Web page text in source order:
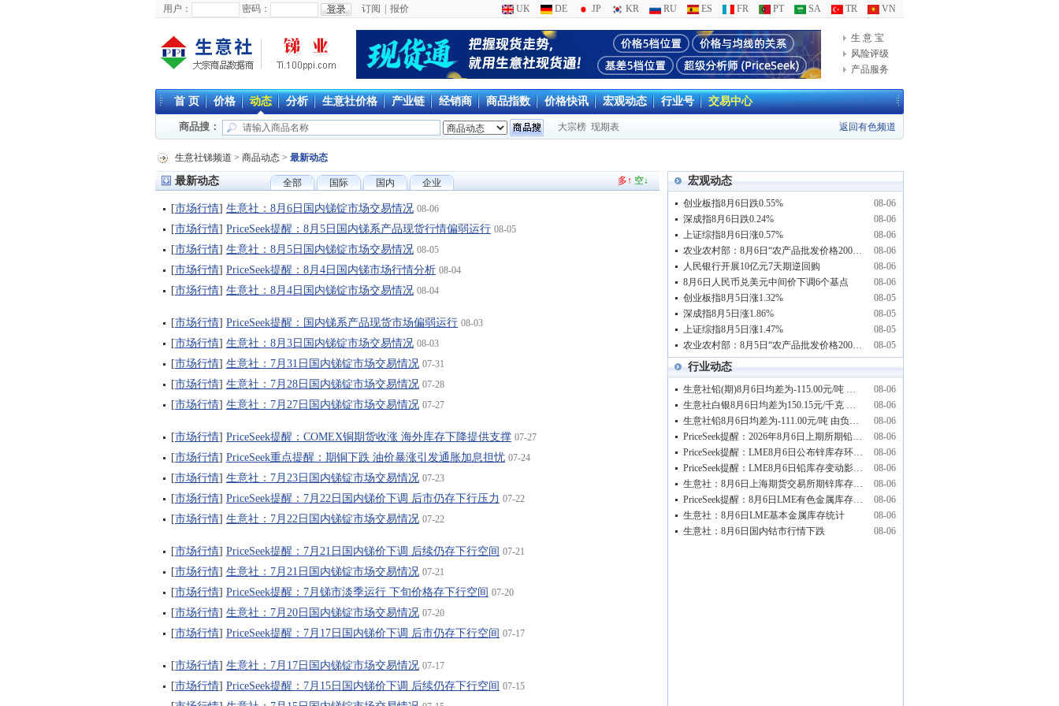
用户： 密码： 订阅 报价 UK DE JP KR RU ES FR PT SA TR VN
生 意 宝
风险评级
产品服务
首 页 价格 动态 分析 生意社价格 产业链 经销商 商品指数 价格快讯 宏观动态 行业号 交易中心
返回有色频道
商品搜： 大宗榜 现期表
生意社锑频道 > 商品动态 > 最新动态
最新动态 全部 国际 国内 企业 多↑ 空↓
[市场行情] 生意社：8月6日国内锑锭市场交易情况 08-06
[市场行情] PriceSeek提醒：8月5日国内锑系产品现货行情偏弱运行 08-05
[市场行情] 生意社：8月5日国内锑锭市场交易情况 08-05
[市场行情] PriceSeek提醒：8月4日国内锑市场行情分析 08-04
[市场行情] 生意社：8月4日国内锑锭市场交易情况 08-04
[市场行情] PriceSeek提醒：国内锑系产品现货市场偏弱运行 08-03
[市场行情] 生意社：8月3日国内锑锭市场交易情况 08-03
[市场行情] 生意社：7月31日国内锑锭市场交易情况 07-31
[市场行情] 生意社：7月28日国内锑锭市场交易情况 07-28
[市场行情] 生意社：7月27日国内锑锭市场交易情况 07-27
[市场行情] PriceSeek提醒：COMEX铜期货收涨 海外库存下降提供支撑 07-27
[市场行情] PriceSeek重点提醒：期铜下跌 油价暴涨引发通胀加息担忧 07-24
[市场行情] 生意社：7月23日国内锑锭市场交易情况 07-23
[市场行情] PriceSeek提醒：7月22日国内锑价下调 后市仍存下行压力 07-22
[市场行情] 生意社：7月22日国内锑锭市场交易情况 07-22
[市场行情] PriceSeek提醒：7月21日国内锑价下调 后续仍存下行空间 07-21
[市场行情] 生意社：7月21日国内锑锭市场交易情况 07-21
[市场行情] PriceSeek提醒：7月锑市淡季运行 下旬价格存下行空间 07-20
[市场行情] 生意社：7月20日国内锑锭市场交易情况 07-20
[市场行情] PriceSeek提醒：7月17日国内锑价下调 后市仍存下行空间 07-17
[市场行情] 生意社：7月17日国内锑锭市场交易情况 07-17
[市场行情] PriceSeek提醒：7月15日国内锑价下调 后续仍存下行空间 07-15
宏观动态
08-06
创业板指8月6日跌0.55%
08-06
深成指8月6日跌0.24%
08-06
上证综指8月6日涨0.57%
08-06
农业农村部：8月6日“农产品批发价格200指数”比昨天上升0.17个点
08-06
人民银行开展10亿元7天期逆回购
08-06
8月6日人民币兑美元中间价下调6个基点
08-05
创业板指8月5日涨1.32%
08-05
深成指8月5日涨1.86%
08-05
上证综指8月5日涨1.47%
08-05
农业农村部：8月5日“农产品批发价格200指数”比昨天上升0.07个点
行业动态
08-06
生意社铅(期)8月6日均差为-115.00元/吨 由负向扩大转为缩小
08-06
生意社白银8月6日均差为150.15元/千克 由正向扩大转为缩小
08-06
生意社铅8月6日均差为-111.00元/吨 由负向扩大转为缩小
08-06
PriceSeek提醒：2026年8月6日上期所期铅库存下滑
08-06
PriceSeek提醒：LME8月6日公布锌库存环比下降
08-06
PriceSeek提醒：LME8月6日铅库存变动影响分析
08-06
生意社：8月6日上海期货交易所期锌库存111155吨
08-06
PriceSeek提醒：8月6日LME有色金属库存全线回落
08-06
生意社：8月6日LME基本金属库存统计
08-06
生意社：8月6日国内钴市行情下跌